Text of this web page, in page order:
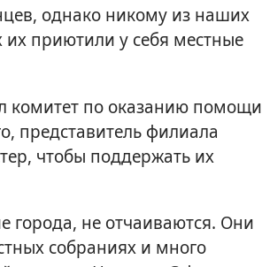
однако никому из наших
приютили у себя местные
комитет по оказанию помощи
представитель филиала
чтобы поддержать их
города, не отчаиваются. Они
собраниях и много